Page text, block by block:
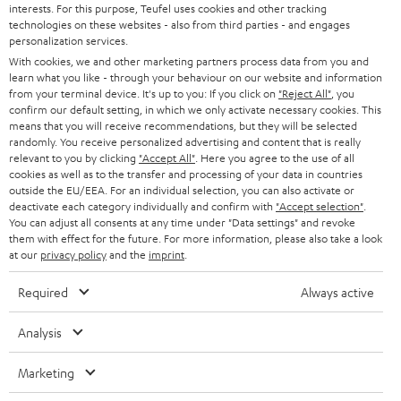
u
n
g
SOUNDBARS
SMART HOME
BLUETOOTH-LAUTSPRECHER
KOPFHÖRER
BLUETOOTH-KOPFHÖRER
STEREOANLAGEN
LAUTSPRECHER
ULTIMA-SERIE
IN-EAR-KOPFHÖRER
KARRIERE
PRESSE & MARKETING
GESCHÄFTSKUNDEN
PARTNERPROGRAMM
BLOG
NEWSLETTER
STORES
DEINE VORTEILE BEI TEUFEL
TEUFEL STORY
UNSER MANAGEMENT
DEUTSCHLAND
ÖSTERREICH
SCHWEIZ
NIEDERLANDE
BELGIEN
POLEN
SPANIEN
Fotos abgebildete Zubehör ist nicht im Lieferumfang enthalten. Etwaige
interests. For this purpose, Teufel uses cookies and other tracking
technologies on these websites - also from third parties - and engages
personalization services.
With cookies, we and other marketing partners process data from you and
learn what you like - through your behaviour on our website and information
from your terminal device. It's up to you: If you click on "Reject All" , you
confirm our default setting, in which we only activate necessary cookies. This
means that you will receive recommendations, but they will be selected
randomly. You receive personalized advertising and content that is really
relevant to you by clicking "Accept All" . Here you agree to the use of all
cookies as well as to the transfer and processing of your data in countries
outside the EU/EEA. For an individual selection, you can also activate or
deactivate each category individually and confirm with "Accept selection"
You can adjust all consents at any time under "Data settings" and revoke
them with effect for the future. For more information, please also take a look
at our privacy policyand the imprint
Required Always active
Analysis
Marketing